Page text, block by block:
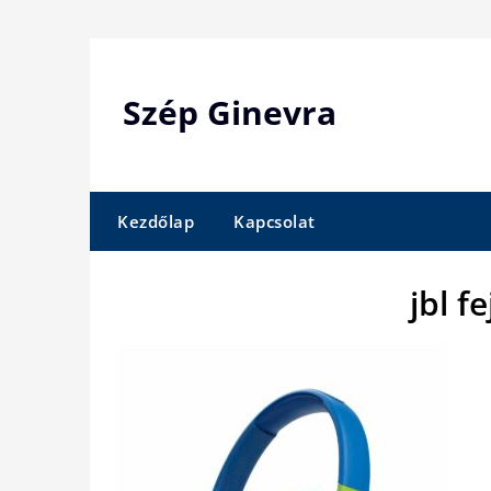
Szép Ginevra
Kezdőlap Kapcsolat
jbl